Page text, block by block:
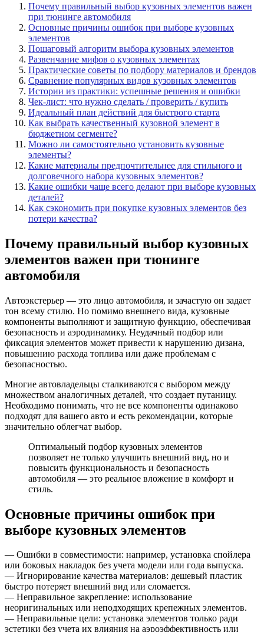
Почему правильный выбор кузовных элементов важен
при тюнинге автомобиля
Основные причины ошибок при выборе кузовных
элементов
Пошаговый алгоритм выбора кузовных элементов
Развенчание мифов о кузовных элементах
Практические советы по подбору материалов и брендов
Сравнение популярных видов кузовных элементов
Истории из практики: успешные решения и ошибки
Чек-лист: что нужно сделать / проверить / купить
Идеальный план действий для быстрого старта
Как выбрать качественный кузовной элемент в
бюджетном сегменте?
Можно ли самостоятельно установить кузовные
элементы?
Какие материалы предпочтительнее для стильного и
долговечного набора кузовных элементов?
Какие ошибки чаще всего делают при выборе кузовных
деталей?
Как сэкономить при покупке кузовных элементов без
потери качества?
Почему правильный выбор кузовных
элементов важен при тюнинге
автомобиля
Автоэкстерьер — это лицо автомобиля, и зачастую он задает
тон всему стилю. Но помимо внешнего вида, кузовные
компоненты выполняют и защитную функцию, обеспечивая
безопасность и аэродинамику. Неудачный подбор или
фиксация элементов может привести к нарушению дизана,
повышению расхода топлива или даже проблемам с
безопасностью.
Многие автовладельцы сталкиваются с выбором между
множеством аналогичных деталей, что создает путаницу.
Необходимо понимать, что не все компоненты одинаково
подходят для вашего авто и есть рекомендации, которые
значительно облегчат выбор.
Оптимальный подбор кузовных элементов
позволяет не только улучшить внешний вид, но и
повысить функциональность и безопасность
автомобиля — это реальное вложение в комфорт и
стиль.
Основные причины ошибок при
выборе кузовных элементов
— Ошибки в совместимости: например, установка спойлера
или боковых накладок без учета модели или года выпуска.
— Игнорирование качества материалов: дешевый пластик
быстро потеряет внешний вид или сломается.
— Неправильное закрепление: использование
неоригинальных или неподходящих крепежных элементов.
— Неправильные цели: установка элементов только ради
эстетики без учета их влияния на аэроэффективность или